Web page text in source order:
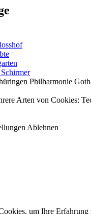
Philharmonie
Arten von Cookies:
Ablehnen
um Ihre